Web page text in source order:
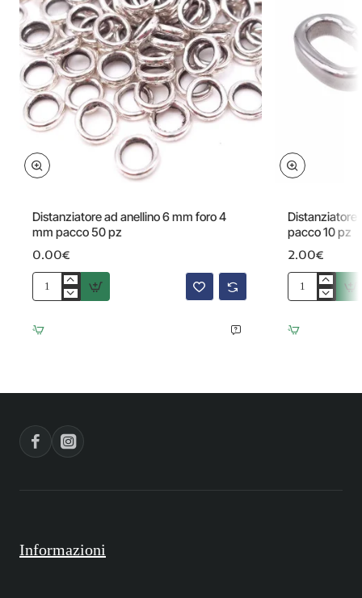
Omaggio
Distanziatore ad anellino 6 mm foro 4
mm pacco 50 pz
0.00€
Distanziatore
anellino
6
50
pz
Distanziatore
pacco 10 pz
2.00€
Distanziatore
acciaio
11.5x7.4
Informazioni